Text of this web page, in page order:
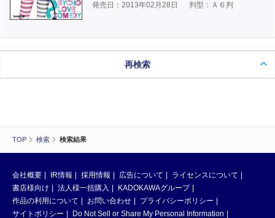
TOP 検索 検索結果
発売日：2013年02月28日
判型：Ａ６判
再検索
会社概要 IR情報 採用情報 広告について
ライセンスについて
書店様向け
法人様一括購入
KADOKAWAグループ
作品の利用について
お問い合わせ
プライバシーポリシー
サイトポリシー
Do Not Sell or Share My Personal Information